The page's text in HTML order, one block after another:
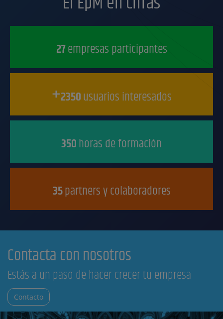
27empresas participantes
+2350usuarios interesados
350horas de formación
35partners y colaboradores
Contacta con nosotros
Estás a un paso de hacer crecer tu empresa
Contacto